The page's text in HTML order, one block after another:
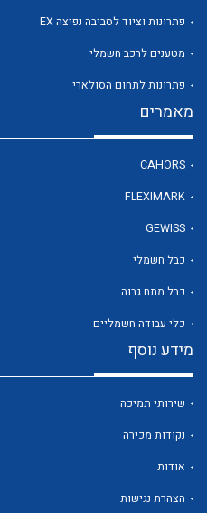
פתרונות וציוד לסביבה נפיצה EX
מטענים לרכב חשמלי
פתרונות לתחום הסולארי
מאמרים
CAHORS
FLEXIMARK
GEWISS
כבל חשמלי
כבל מתח גבוה
כלי עבודה חשמליים
מידע נוסף
שירותי תמיכה
נקודות מכירה
אודות
הצהרת נגישות